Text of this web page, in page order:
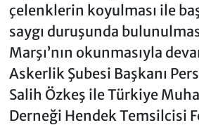
çelenklerin koyulması ile
saygı duruşunda
Marşı’nın okunmasıyla
Askerlik Şubesi Başkanı
Salih Özkeş ile Türkiye
Derneği Hendek Temsilcisi